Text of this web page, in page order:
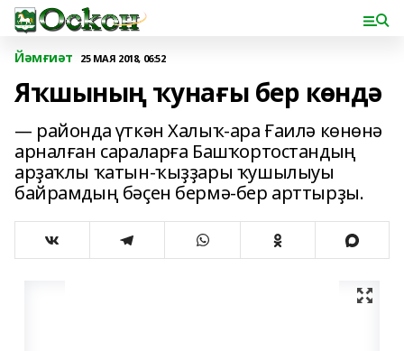
Йәмғиәт 25 МАЯ 2018, 06:52
Яҡшының ҡунағы бер көндә
— районда үткән Халыҡ-ара Ғаилә көнөнә
арналған сараларға Башҡортостандың
арҙаҡлы ҡатын-ҡыҙҙары ҡушылыуы
байрамдың бәҫен бермә-бер арттырҙы.